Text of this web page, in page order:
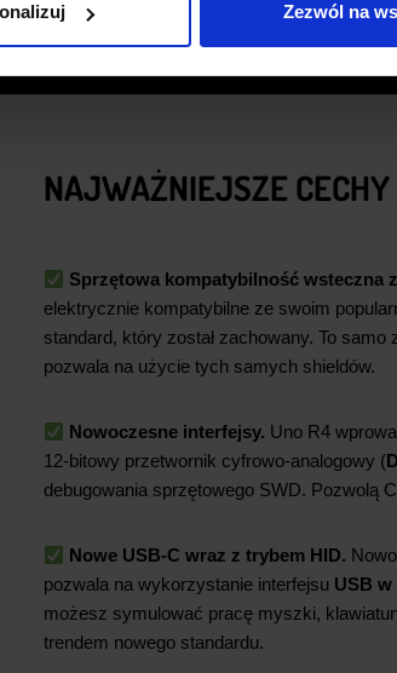
Zezwól na
NAJWAŻNIEJSZE
Sprzętowa kompatybilność wsteczna
elektrycznie kompatybilne ze swoim
standard, który został zachowany. To
pozwala na użycie tych samych shieldów.
Nowoczesne interfejsy. Uno R4
12-bitowy przetwornik cyfrowo-analogowy (
debugowania sprzętowego SWD. Pozwolą
Nowe USB-C wraz z trybem HID.
pozwala na wykorzystanie interfejsu USB w
możesz symulować pracę myszki,
trendem nowego standardu.
Imię *